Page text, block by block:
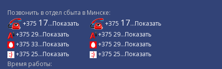
Позвонить в отдел сбыта в Минске:
+375 17...Показать
+375 29...Показать
+375 33...Показать
+375 25...Показать
+375 17...Показать
+375 29...Показать
+375 29...Показать
+375 25...Показать
Время работы: